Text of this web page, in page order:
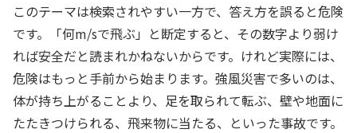
このテーマは検索されやすい一方で、答え方を誤ると危険
です。「何m/sで飛ぶ」と断定すると、その数字より弱け
れば安全だと読まれかねないからです。けれど実際には、
危険はもっと手前から始まります。強風災害で多いのは、
体が持ち上がることより、足を取られて転ぶ、壁や地面に
たたきつけられる、飛来物に当たる、といった事故です。